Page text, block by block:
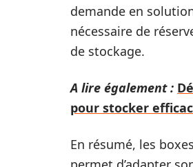
demande en
nécessaire de
de stockage.
A lire également :
pour stocker
En résumé, les